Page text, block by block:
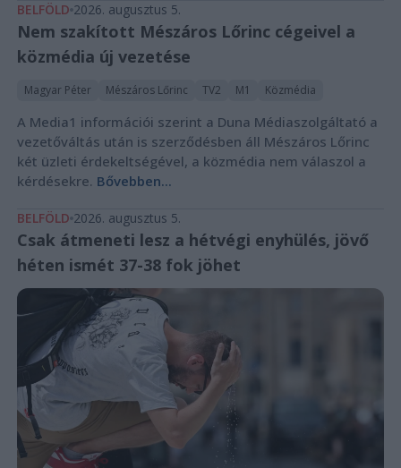
BELFÖLD 2026. augusztus 5.
Nem szakított Mészáros Lőrinc cégeivel a
közmédia új vezetése
Magyar Péter Mészáros Lőrinc TV2 M1 Közmédia
A Media1 információi szerint a Duna Médiaszolgáltató a
vezetőváltás után is szerződésben áll Mészáros Lőrinc
két üzleti érdekeltségével, a közmédia nem válaszol a
kérdésekre. Bővebben...
BELFÖLD 2026. augusztus 5.
Csak átmeneti lesz a hétvégi enyhülés, jövő
héten ismét 37-38 fok jöhet